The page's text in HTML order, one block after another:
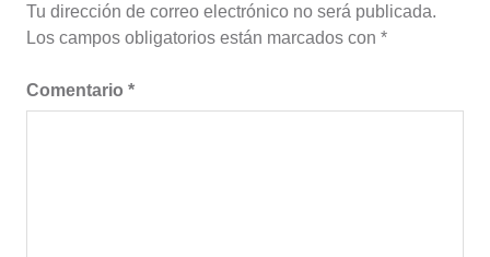
Tu dirección de correo electrónico no será publicada.
Los campos obligatorios están marcados con *
Comentario *